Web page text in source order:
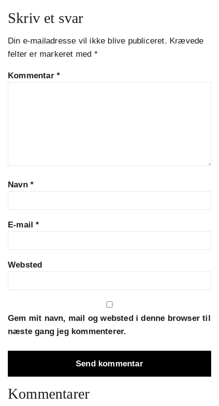
Skriv et svar
Din e-mailadresse vil ikke blive publiceret. Krævede
felter er markeret med *
Kommentar *
Navn *
E-mail*
Websted
Gem mit navn, mail og websted i denne browser til
næste gang jeg kommenterer.
Kommentarer